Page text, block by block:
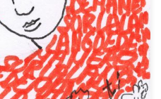
et trocs de Matrimoines Les
et construisent notre
nos corps, et bercent de leur
de l’enfance, mots de mère,